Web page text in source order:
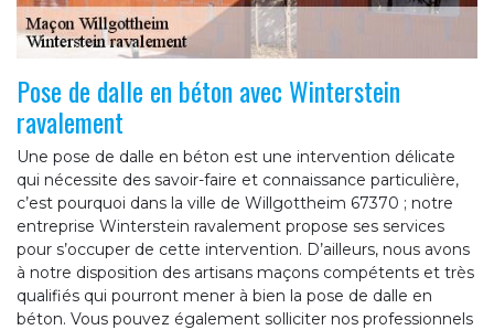
Pose de dalle en béton avec Winterstein
ravalement
Une pose de dalle en béton est une intervention délicate
qui nécessite des savoir-faire et connaissance particulière,
c’est pourquoi dans la ville de Willgottheim 67370 ; notre
entreprise Winterstein ravalement propose ses services
pour s’occuper de cette intervention. D’ailleurs, nous avons
à notre disposition des artisans maçons compétents et très
qualifiés qui pourront mener à bien la pose de dalle en
béton. Vous pouvez également solliciter nos professionnels